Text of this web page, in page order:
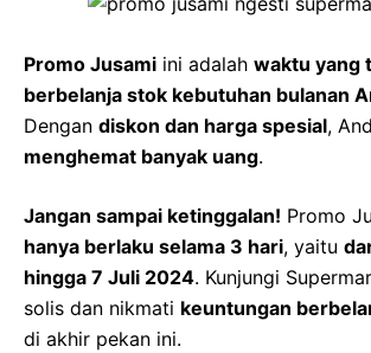
Promo Jusami ini adalah waktu yang
berbelanja stok kebutuhan bulanan
Dengan diskon dan harga spesial,
menghemat banyak uang.
Jangan sampai ketinggalan! Promo
hanya berlaku selama 3 hari, yaitu
hingga 7 Juli 2024. Kunjungi
solis dan nikmati keuntungan
di akhir pekan ini.